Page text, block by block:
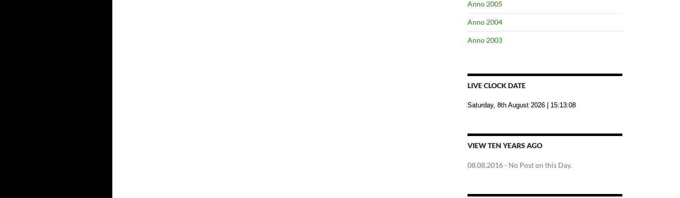
Anno 2005
Anno 2004
Anno 2003
LIVE CLOCK DATE
Saturday, 8th August 2026 | 15:13:09
VIEW TEN YEARS AGO
08.08.2016- No Post on this Day.